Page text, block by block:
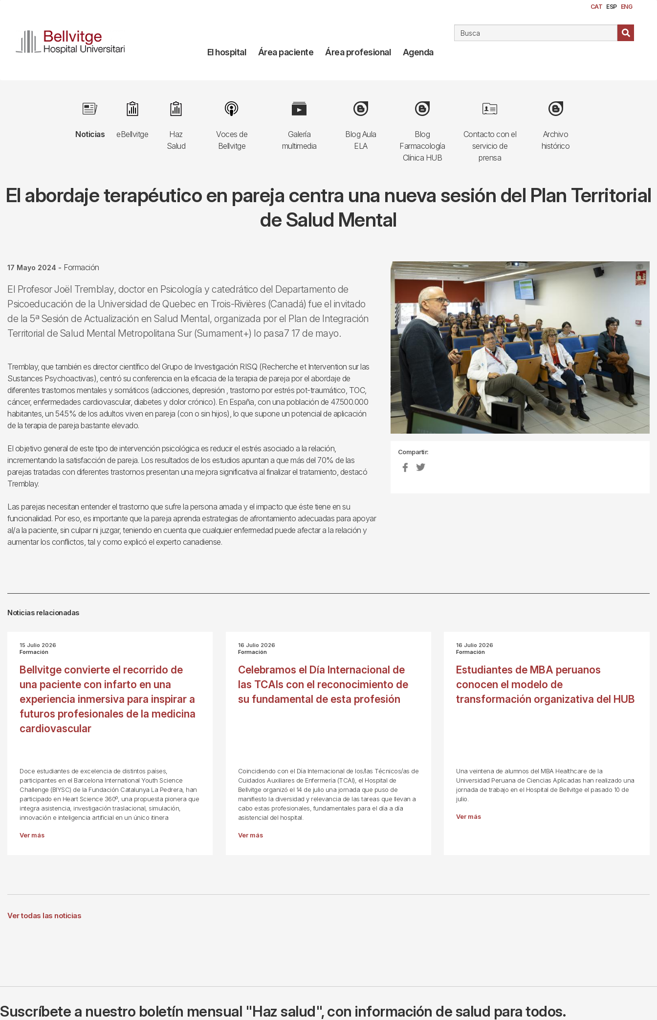
contenido
principal
CAT ESP ENG
Navegación
El hospital Área paciente Área profesional Agenda
Noticias
Image
eBellvitge
Image
Haz
Salud
Image
Voces de
Bellvitge
Image
Galería
multimedia
Image
Blog Aula
ELA
Image
Blog
Farmacología
Clínica HUB
Image
Contacto con el
servicio de
prensa
Image
Archivo
histórico
Image
El abordaje terapéutico en pareja centra una nueva sesión del Plan Territorial
de Salud Mental
17 Mayo 2024 - Formación
El Profesor Joël Tremblay, doctor en Psicología y catedrático del Departamento de
Psicoeducación de la Universidad de Quebec en Trois-Rivières (Canadá) fue el invitado
de la 5ª Sesión de Actualización en Salud Mental, organizada por el Plan de Integración
Territorial de Salud Mental Metropolitana Sur (Sumament+) lo pasa7 17 de mayo.
Tremblay, que también es director científico del Grupo de Investigación RISQ (Recherche et Intervention sur las
Sustances Psychoactivas), centró su conferencia en la eficacia de la terapia de pareja por el abordaje de
diferentes trastornos mentales y somáticos (adicciones, depresión , trastorno por estrés pot-traumático, TOC,
cáncer, enfermedades cardiovascular, diabetes y dolor crónico). En España, con una población de 47.500.000
habitantes, un 54.5% de los adultos viven en pareja (con o sin hijos), lo que supone un potencial de aplicación
de la terapia de pareja bastante elevado.
El objetivo general de este tipo de intervención psicológica es reducir el estrés asociado a la relación,
incrementando la satisfacción de pareja. Los resultados de los estudios apuntan a que más del 70% de las
parejas tratadas con diferentes trastornos presentan una mejora significativa al finalizar el tratamiento, destacó
Tremblay.
Las parejas necesitan entender el trastorno que sufre la persona amada y el impacto que éste tiene en su
funcionalidad. Por eso, es importante que la pareja aprenda estrategias de afrontamiento adecuadas para apoyar
al/a la paciente, sin culpar ni juzgar, teniendo en cuenta que cualquier enfermedad puede afectar a la relación y
aumentar los conflictos, tal y como explicó el experto canadiense.
Compartir:
Noticias relacionadas
15 Julio 2026
Formación
Bellvitge convierte el recorrido de
una paciente con infarto en una
experiencia inmersiva para inspirar a
futuros profesionales de la medicina
cardiovascular
Doce estudiantes de excelencia de distintos países,
participantes en el Barcelona International Youth Science
Challenge (BIYSC) de la Fundación Catalunya La Pedrera, han
participado en Heart Science 360º, una propuesta pionera que
integra asistencia, investigación traslacional, simulación,
innovación e inteligencia artificial en un único itinera
Ver más
16 Julio 2026
Formación
Celebramos el Día Internacional de
las TCAIs con el reconocimiento de
su fundamental de esta profesión
Coincidiendo con el Día Internacional de los/las Técnicos/as de
Cuidados Auxiliares de Enfermería (TCAI), el Hospital de
Bellvitge organizó el 14 de julio una jornada que puso de
manifiesto la diversidad y relevancia de las tareas que llevan a
cabo estas profesionales, fundamentales para el día a día
asistencial del hospital.
Ver más
16 Julio 2026
Formación
Estudiantes de MBA peruanos
conocen el modelo de
transformación organizativa del HUB
Una veintena de alumnos del MBA Healthcare de la
Universidad Peruana de Ciencias Aplicadas han realizado una
jornada de trabajo en el Hospital de Bellvitge el pasado 10 de
julio.
Ver más
Ver todas las noticias
Suscríbete a nuestro boletín mensual "Haz salud", con información de salud para todos.